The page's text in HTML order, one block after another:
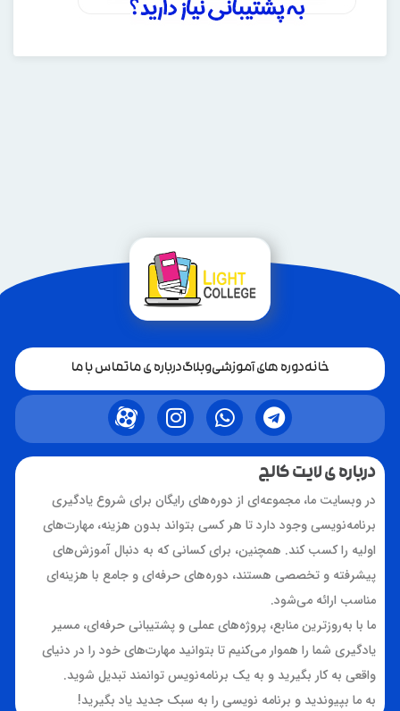
خانهدوره های آموزشیوبلاگدرباره ی ماتماس با ما
درباره ی لایت کالج
در وبسایت ما، مجموعه‌ای از دوره‌های رایگان برای شروع یادگیری
برنامه‌نویسی وجود دارد تا هر کسی بتواند بدون هزینه، مهارت‌های
اولیه را کسب کند. همچنین، برای کسانی که به دنبال آموزش‌های
پیشرفته و تخصصی هستند، دوره‌های حرفه‌ای و جامع با هزینه‌ای
مناسب ارائه می‌شود.
ما با به‌روزترین منابع، پروژه‌های عملی و پشتیبانی حرفه‌ای، مسیر
یادگیری شما را هموار می‌کنیم تا بتوانید مهارت‌های خود را در دنیای
واقعی به کار بگیرید و به یک برنامه‌نویس توانمند تبدیل شوید.
به ما بپیوندید و برنامه نویسی را به سبک جدید یاد بگیرید!